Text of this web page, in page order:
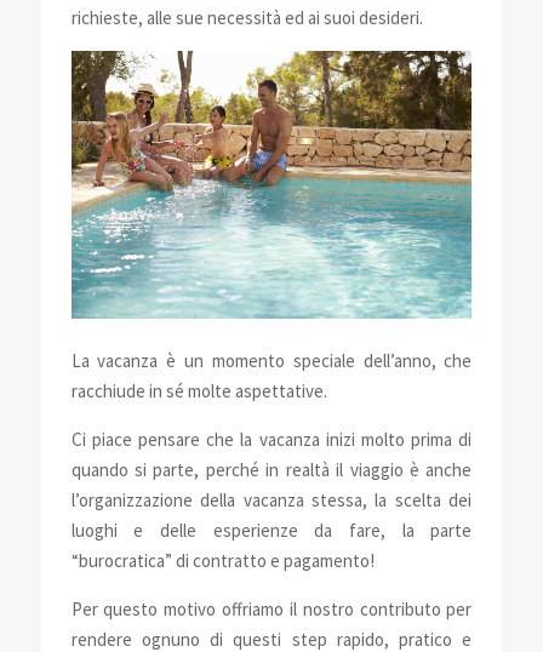
richieste, alle sue necessità ed ai suoi desideri.
La vacanza è un momento speciale dell’anno, che
racchiude in sé molte aspettative.
Ci piace pensare che la vacanza inizi molto prima di
quando si parte, perché in realtà il viaggio è anche
l’organizzazione della vacanza stessa, la scelta dei
luoghi e delle esperienze da fare, la parte
“burocratica” di contratto e pagamento!
Per questo motivo offriamo il nostro contributo per
rendere ognuno di questi step rapido, pratico e